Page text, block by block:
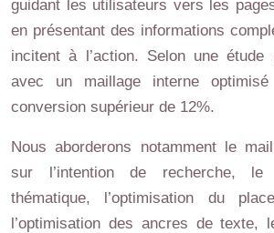
guidant les utilisateurs vers les
en présentant des informations
incitent à l’action. Selon une
avec un maillage interne
conversion supérieur de 12%.
Nous aborderons notamment le
sur l’intention de recherche, le
thématique, l’optimisation du
l’optimisation des ancres de texte,